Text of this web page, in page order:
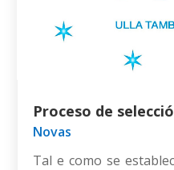
Proceso de
Novas
Tal e como se